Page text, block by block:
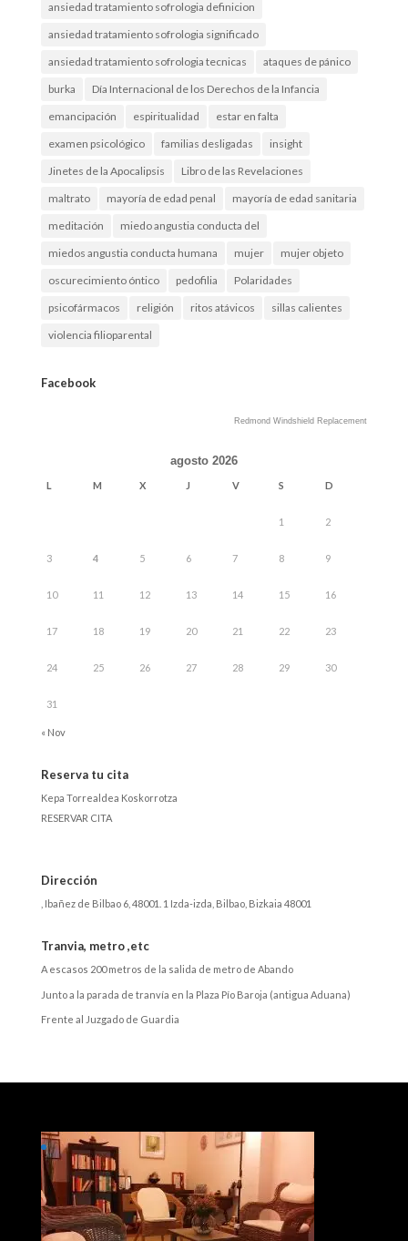
ansiedad tratamiento sofrologia definicion
ansiedad tratamiento sofrologia significado
ansiedad tratamiento sofrologia tecnicas
ataques de pánico
burka
Día Internacional de los Derechos de la Infancia
emancipación
espiritualidad
estar en falta
examen psicológico
familias desligadas
insight
Jinetes de la Apocalipsis
Libro de las Revelaciones
maltrato
mayoría de edad penal
mayoría de edad sanitaria
meditación
miedo angustia conducta del
miedos angustia conducta humana
mujer
mujer objeto
oscurecimiento óntico
pedofilia
Polaridades
psicofármacos
religión ritos atávicos
sillas calientes
violencia filioparental
Facebook
Redmond Windshield Replacement
agosto 2026
L M X J V S D
1 2
3 4 5 6 7 8 9
10 11 12 13 14 15 16
17 18 19 20 21 22 23
24 25 26 27 28 29 30
31
« Nov
Reserva tu cita
Kepa Torrealdea Koskorrotza
RESERVAR CITA
Dirección
Ibañez de Bilbao 6, 48001. 1 Izda-izda Bilbao, Bizkaia 48001
Tranvia, metro ,etc
A escasos 200 metros de la salida de metro de Abando
Junto a la parada de tranvía en la Plaza Pío Baroja (antigua Aduana)
Frente al Juzgado de Guardia